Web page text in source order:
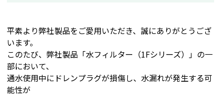
平素より弊社製品をご愛用いただき、誠にありがとうござ
います。
このたび、弊社製品「水フィルター（1Fシリーズ）」の一
部において、
通水使用中にドレンプラグが損傷し、水漏れが発生する可
能性が